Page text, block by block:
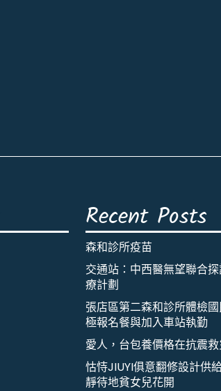
Recent Posts
森和診所疫苗
交通站：中西醫無望聯合
療計劃
張店區第二森和診所體檢
極報名餐與加入車站執勤
愛人，台包養價格在抗震
怙恃JIUYI俱意翻修設計供
靜待地貧女兒花開